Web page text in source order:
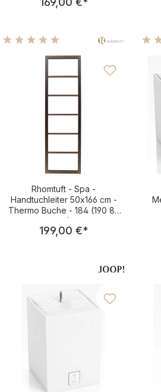
Durchschnittliche Bewertung von
Rhomtuft - Spa -
Handtuchleiter 50x166 cm -
Thermo Buche - 184 (190 89
121)
Regulärer Preis:
199,00 €*